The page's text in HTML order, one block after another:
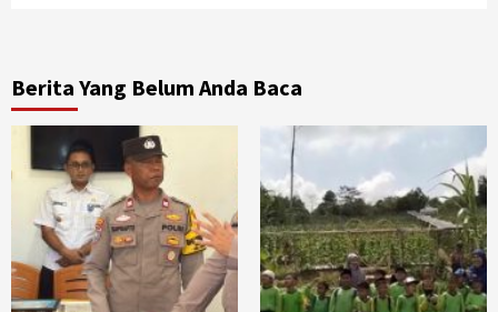
Berita Yang Belum Anda Baca